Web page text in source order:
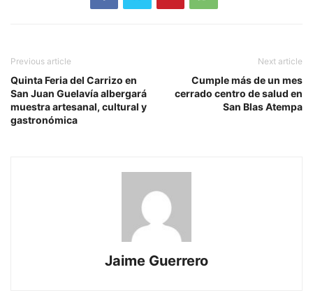
Previous article
Quinta Feria del Carrizo en
San Juan Guelavía albergará
muestra artesanal, cultural y
gastronómica
Next article
Cumple más de un mes
cerrado centro de salud en
San Blas Atempa
Jaime Guerrero